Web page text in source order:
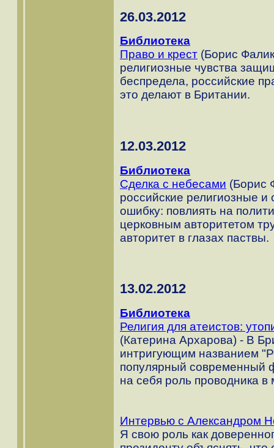
26.03.2012
Библиотека
Право и крест (Борис
религиозные чувства
беспредела, российские
это делают в Британии.
12.03.2012
Библиотека
Сделка с небесами (Борис
российские религиозные и
ошибку: повлиять на
церковным авторитетом
авторитет в глазах паствы.
13.02.2012
Библиотека
Религия для атеистов:
(Катерина Архарова) - В
интригующим названием
популярный современный
на себя роль проводника
Интервью с Александром
Я свою роль как